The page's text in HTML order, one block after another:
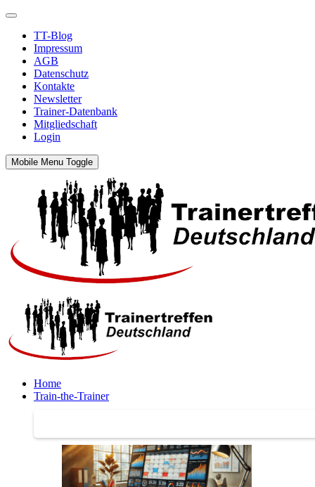
TT-Blog
Impressum
AGB
Datenschutz
Kontakte
Newsletter
Trainer-Datenbank
Mitgliedschaft
Login
Mobile Menu Toggle
Home
Train-the-Trainer